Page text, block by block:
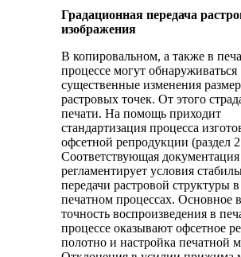
Градационная передача
изображения
В копировальном, а также в
процессе могут обнаруживаться
существенные изменения
растровых точек. От этого
печати. На помощь приходит
стандартизация процесса
офсетной репродукции (раздел
Соответствующая документация
регламентирует условия
передачи растровой структуры
печатном процессах. Основное
точность воспроизведения в
процессе оказывают офсетное
полотно и настройка печатной